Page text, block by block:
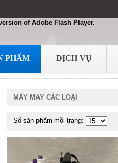
of Adobe Flash Player.
PHẨM DỊCH VỤ
MÁY MAY CÁC LOẠI
Số sản phẩm mỗi trang: